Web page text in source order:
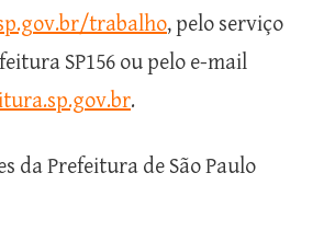
trabalho, pelo serviço
SP156 ou pelo e-mail
.
da Prefeitura de São Paulo